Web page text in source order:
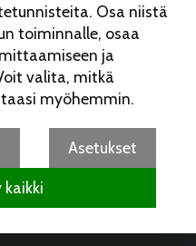
Osa niistä
toiminnalle, osaa
ja
valita, mitkä
myöhemmin.
Asetukset
kaikki